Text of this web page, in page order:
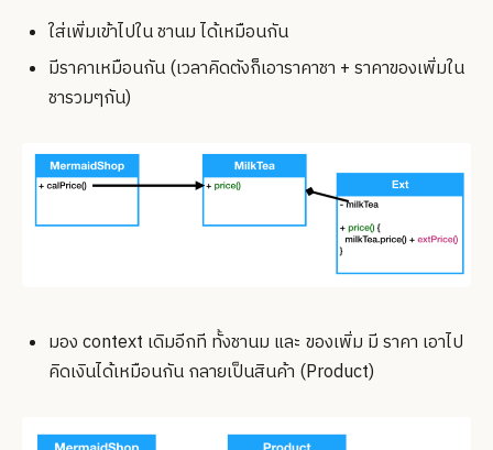
ใส่เพิ่มเข้าไปใน ชานม ได้เหมือนกัน
มีราคาเหมือนกัน (เวลาคิดตังก็เอาราคาชา + ราคาของเพิ่มใน
ชารวมๆกัน)
มอง context เดิมอีกที ทั้งชานม และ ของเพิ่ม มี ราคา เอาไป
คิดเงินได้เหมือนกัน กลายเป็นสินค้า (Product)